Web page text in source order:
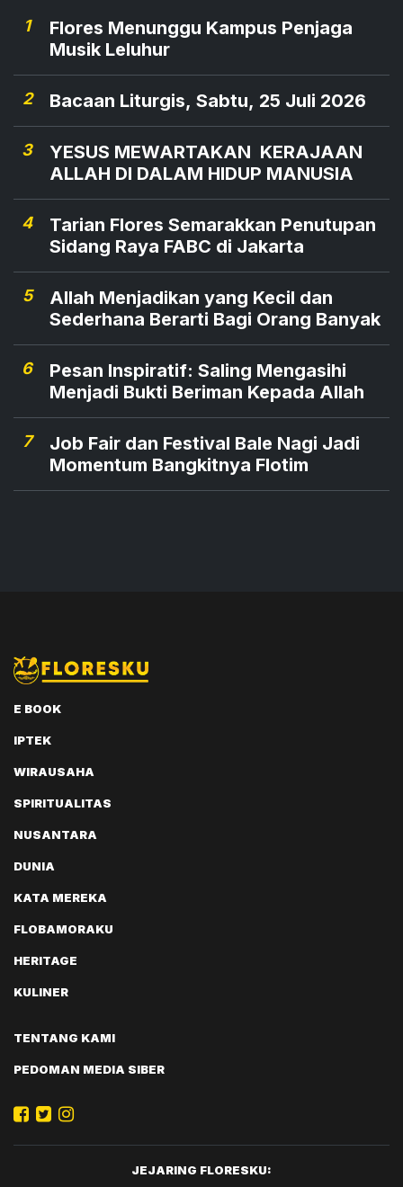
1
Flores Menunggu Kampus Penjaga
Musik Leluhur
2 Bacaan Liturgis, Sabtu, 25 Juli 2026
3
YESUS MEWARTAKAN KERAJAAN
ALLAH DI DALAM HIDUP MANUSIA
4
Tarian Flores Semarakkan Penutupan
Sidang Raya FABC di Jakarta
5
Allah Menjadikan yang Kecil dan
Sederhana Berarti Bagi Orang Banyak
6
Pesan Inspiratif: Saling Mengasihi
Menjadi Bukti Beriman Kepada Allah
7
Job Fair dan Festival Bale Nagi Jadi
Momentum Bangkitnya Flotim
E BOOK
IPTEK
WIRAUSAHA
SPIRITUALITAS
NUSANTARA
DUNIA
KATA MEREKA
FLOBAMORAKU
HERITAGE
KULINER
TENTANG KAMI
PEDOMAN MEDIA SIBER
JEJARING FLORESKU: